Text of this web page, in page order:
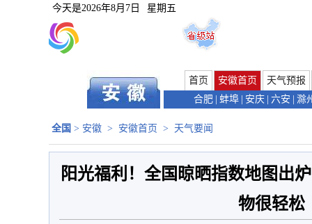
今天是2026年8月7日 星期五
首页 安徽首页
天气预报
合肥 蚌埠 安庆 六安 滁
全国 > 安徽 > 安徽首页 > 天气要闻
阳光福利！全国晾晒指数地图出
物很轻松